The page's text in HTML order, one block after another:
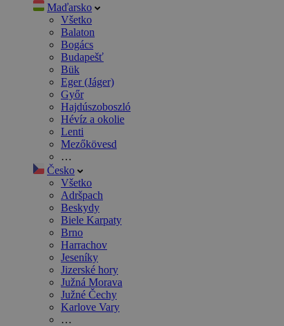
Maďarsko
Všetko
Balaton
Bogács
Budapešť
Bük
Eger (Jáger)
Győr
Hajdúszoboszló
Hévíz a okolie
Lenti
Mezőkövesd
…
Česko
Všetko
Adršpach
Beskydy
Biele Karpaty
Brno
Harrachov
Jeseníky
Jizerské hory
Južná Morava
Južné Čechy
Karlove Vary
…